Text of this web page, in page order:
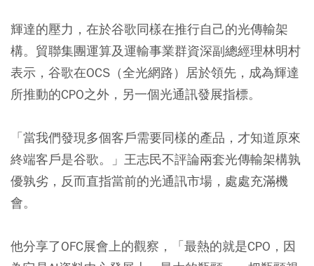
輝達的壓力，在於谷歌同樣在推行自己的光傳輸架
構。貿聯集團運算及運輸事業群資深副總經理林明村
表示，谷歌在OCS（全光網路）居於領先，成為輝達
所推動的CPO之外，另一個光通訊發展指標。
「當我們發現多個客戶需要同樣的產品，才知道原來
終端客戶是谷歌。」王志民不評論兩套光傳輸架構孰
優孰劣，反而直指當前的光通訊市場，處處充滿機
會。
他分享了OFC展會上的觀察，「最熱的就是CPO，因